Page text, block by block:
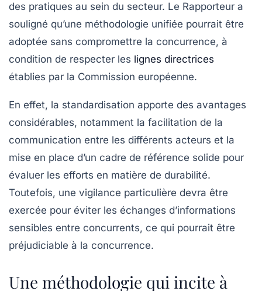
des pratiques au sein du secteur. Le Rapporteur a
souligné qu’une méthodologie unifiée pourrait être
adoptée sans compromettre la concurrence, à
condition de respecter les lignes directrices
établies par la Commission européenne.
En effet, la standardisation apporte des avantages
considérables, notamment la facilitation de la
communication entre les différents acteurs et la
mise en place d’un cadre de référence solide pour
évaluer les efforts en matière de durabilité.
Toutefois, une vigilance particulière devra être
exercée pour éviter les échanges d’informations
sensibles entre concurrents, ce qui pourrait être
préjudiciable à la concurrence.
Une méthodologie qui incite à